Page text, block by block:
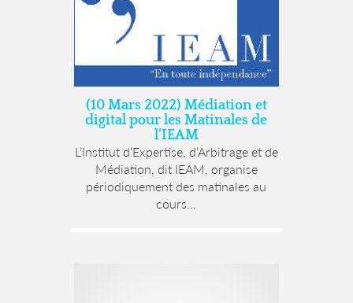
(10 Mars 2022) Médiation et
digital pour les Matinales de
l’IEAM
L’Institut d’Expertise, d’Arbitrage et de
Médiation, dit IEAM, organise
périodiquement des matinales au
cours...